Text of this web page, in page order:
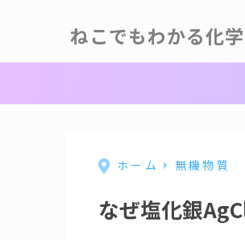
ねこでもわかる化学
ホーム 無機物質
なぜ塩化銀